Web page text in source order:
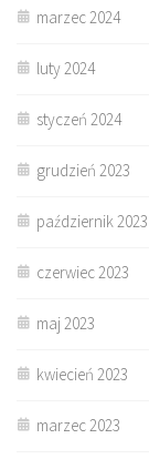
marzec 2024
luty 2024
styczeń 2024
grudzień 2023
październik 2023
czerwiec 2023
maj 2023
kwiecień 2023
marzec 2023